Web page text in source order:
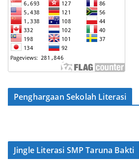
Penghargaan Sekolah Literasi
Jingle Literasi SMP Taruna Bakti